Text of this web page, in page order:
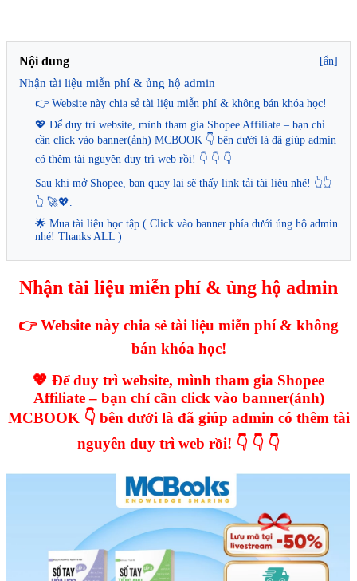
Nội dung [ẩn]
Nhận tài liệu miễn phí & ủng hộ admin
👉 Website này chia sẻ tài liệu miễn phí & không bán khóa học!
💖 Để duy trì website, mình tham gia Shopee Affiliate – bạn chỉ
cần click vào banner(ảnh) MCBOOK 👇 bên dưới là đã giúp admin
có thêm tài nguyên duy trì web rồi! 👇 👇 👇
Sau khi mở Shopee, bạn quay lại sẽ thấy link tải tài liệu nhé! 👆👆
👆 🚀💖.
🌟 Mua tài liệu học tập ( Click vào banner phía dưới ủng hộ admin
nhé! Thanks ALL )
Nhận tài liệu miễn phí & ủng hộ admin
👉 Website này chia sẻ tài liệu miễn phí & không
bán khóa học!
💖 Để duy trì website, mình tham gia Shopee
Affiliate – bạn chỉ cần click vào banner(ảnh)
MCBOOK 👇 bên dưới là đã giúp admin có thêm tài
nguyên duy trì web rồi! 👇 👇 👇